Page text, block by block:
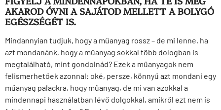
AKAROD ÓVNI A SAJÁTOD MELLETT A BOLYGÓ
EGÉSZSÉGÉT IS.
Mindannyian tudjuk, hogy a műanyag rossz – de mi lenne, ha
azt mondanánk, hogy a műanyag sokkal több dologban is
megtalálható, mint gondolnád? Ezek a műanyagok nem
felismerhetőek azonnal: oké, persze, könnyű azt mondani egy
műanyag palackra, hogy műanyag, de mi van azokkal a
mindennapi használatban lévő dolgokkal, amikről ezt nem is